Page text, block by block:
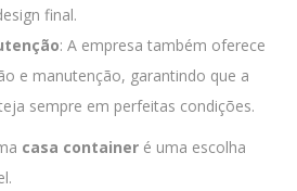
final.
: A empresa também oferece
e manutenção, garantindo que a
sempre em perfeitas condições.
casa container é uma escolha